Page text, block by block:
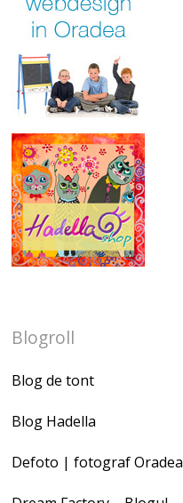
Blogroll
Blog de tont
Blog Hadella
Defoto | fotograf Oradea